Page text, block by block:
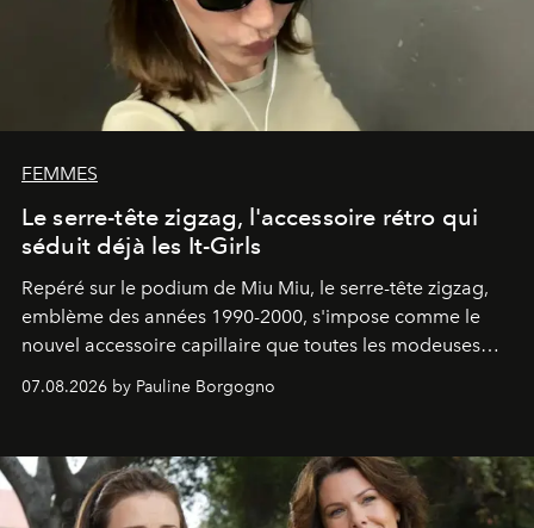
FEMMES
Le serre-tête zigzag, l'accessoire rétro qui
séduit déjà les It-Girls
Repéré sur le podium de Miu Miu, le serre-tête zigzag,
emblème des années 1990-2000, s'impose comme le
nouvel accessoire capillaire que toutes les modeuses
07.08.2026 by Pauline Borgogno